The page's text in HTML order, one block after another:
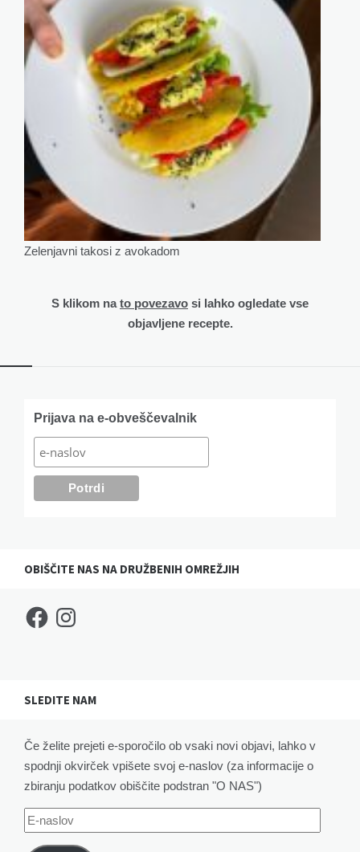
Zelenjavni takosi z avokadom
S klikom nato povezavo si lahko ogledate vse
objavljene recepte.
WidgetsPrijava na e-obveščevalnik
OBIŠČITE NAS NA DRUŽBENIH OMREŽJIH
FacebookInstagram
SLEDITE NAM
Če želite prejeti e-sporočilo ob vsaki novi objavi, lahko v
spodnji okvirček vpišete svoj e-naslov (za informacije o
zbiranju podatkov obiščite podstran "O NAS")
E-
naslov